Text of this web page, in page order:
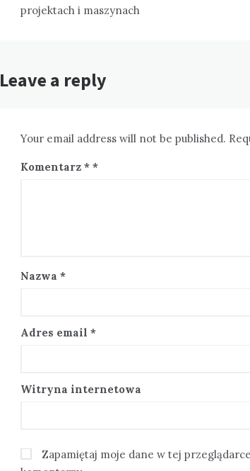
projektach i maszynach
Leave a reply
Your email address will not be published.
Komentarz *
Nazwa *
Adres email *
Witryna internetowa
Zapamiętaj moje dane w tej